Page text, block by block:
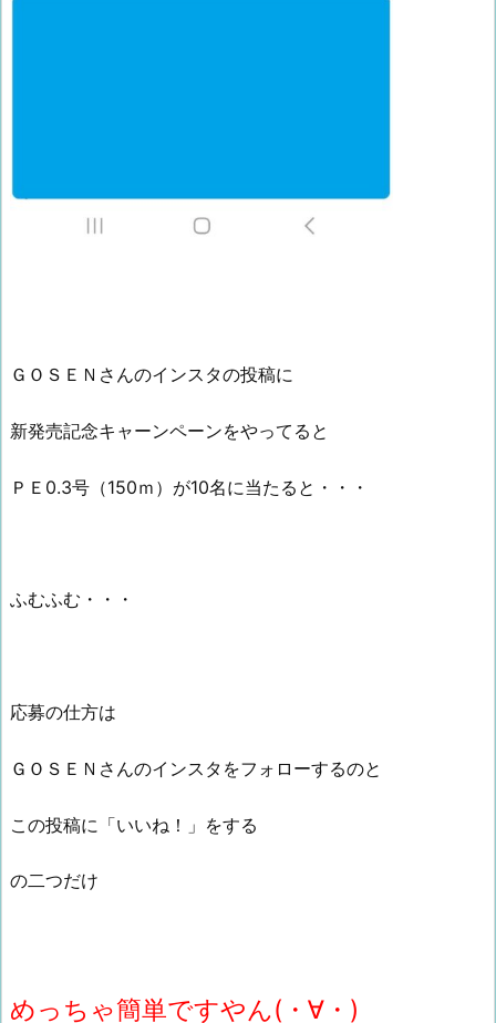
ＧＯＳＥＮさんのインスタの投稿に
新発売記念キャーンペーンをやってると
ＰＥ0.3号（150ｍ）が10名に当たると・・・
ふむふむ・・・
応募の仕方は
ＧＯＳＥＮさんのインスタをフォローするのと
この投稿に「いいね！」をする
の二つだけ
めっちゃ簡単ですやん(・∀・)